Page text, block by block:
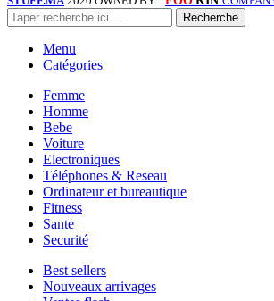
Recherche
Menu
Catégories
Femme
Homme
Bebe
Voiture
Electroniques
Téléphones & Reseau
Ordinateur et bureautique
Fitness
Sante
Securité
Best sellers
Nouveaux arrivages